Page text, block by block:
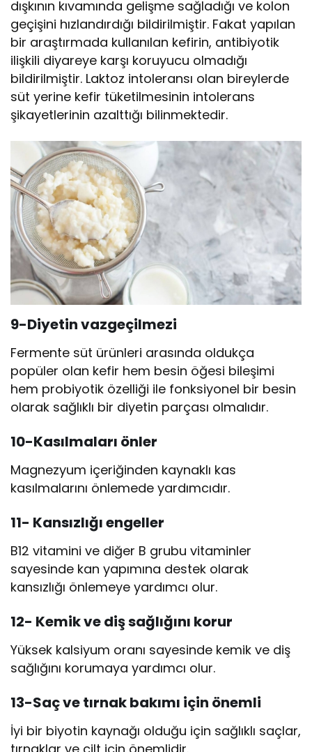
dışkının kıvamında gelişme sağladığı ve kolon
geçişini hızlandırdığı bildirilmiştir. Fakat yapılan
bir araştırmada kullanılan kefirin, antibiyotik
ilişkili diyareye karşı koruyucu olmadığı
bildirilmiştir. Laktoz intoleransı olan bireylerde
süt yerine kefir tüketilmesinin intolerans
şikayetlerinin azalttığı bilinmektedir.
9-Diyetin vazgeçilmezi
Fermente süt ürünleri arasında oldukça
popüler olan kefir hem besin öğesi bileşimi
hem probiyotik özelliği ile fonksiyonel bir besin
olarak sağlıklı bir diyetin parçası olmalıdır.
10-Kasılmaları önler
Magnezyum içeriğinden kaynaklı kas
kasılmalarını önlemede yardımcıdır.
11- Kansızlığıengeller
B12 vitamini ve diğer B grubu vitaminler
sayesinde kan yapımına destek olarak
kansızlığı önlemeye yardımcı olur.
12- Kemik ve diş sağlığını korur
Yüksek kalsiyum oranı sayesinde kemik ve diş
sağlığını korumaya yardımcı olur.
13-Saç ve tırnak bakımı için önemli
İyi bir biyotin kaynağı olduğu için sağlıklı saçlar,